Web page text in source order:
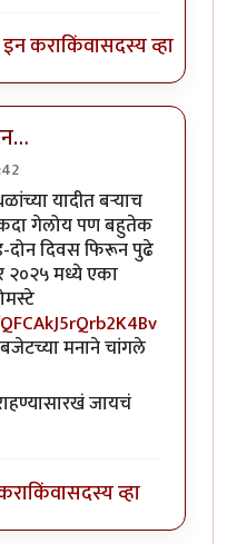
कराकिंवासदस्य व्हा
यादीत बऱ्याच
गेलोय पण बहुतेक
दोन दिवस फिरून पुढे
२०२५ मध्ये एका
मनाने चांगले
जायचं
किंवासदस्य व्हा